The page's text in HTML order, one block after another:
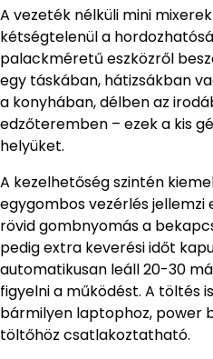
A vezeték nélküli mini
kétségtelenül a
palackméretű eszközről
egy táskában, hátizsákban
a konyhában, délben az
edzőteremben – ezek a kis
helyüket.
A kezelhetőség szintén
egygombos vezérlés jellemzi
rövid gombnyomás a
pedig extra keverési időt
automatikusan leáll 20-30
figyelni a működést. A töltés
bármilyen laptophoz, power
töltőhöz csatlakoztatható.